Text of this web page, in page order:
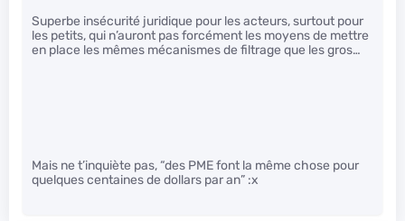
Superbe insécurité juridique pour les acteurs, surtout pour
les petits, qui n’auront pas forcément les moyens de mettre
en place les mêmes mécanismes de filtrage que les gros…
Mais ne t’inquiète pas, “des PME font la même chose pour
quelques centaines de dollars par an” :x